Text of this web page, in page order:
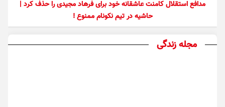
مدافع استقلال کامنت عاشقانه خود برای فرهاد مجیدی را حذف کرد |
حاشیه در تیم نکونام ممنوع !
مجله زندگی